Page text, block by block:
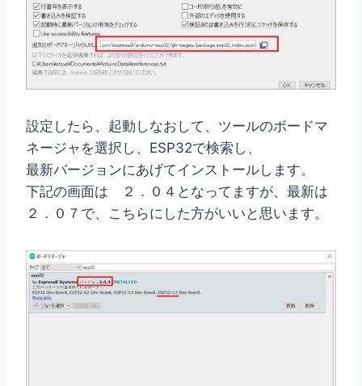
設定したら、起動しなおして、ツールのボードマ
ネージャを選択し、ESP32で検索し、
最新バージョンにあげてインストールします。
下記の画面は ２．０４となってますが、最新は
２．０７で、こちらにした方がいいと思います。